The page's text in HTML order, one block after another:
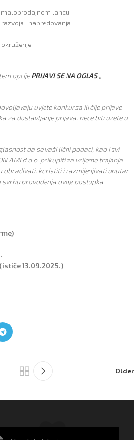
lancu
i napredovanja
opcijePRIJAVI SE NA OGLAS„
uvjete konkursa ili čije prijave
za dostavljanje prijava, neće biti uzete u
da se vaši lični podaci, kao i svi
AMI d.o.o. prikupiti za vrijeme trajanja
obrađivati, koristiti i razmijenjivati unutar
svrhu provođenja ovog postupka
13.09.2025.)
Older